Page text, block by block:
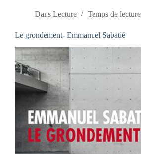
Dans Lecture Temps de lecture
Le grondement- Emmanuel Sabatié